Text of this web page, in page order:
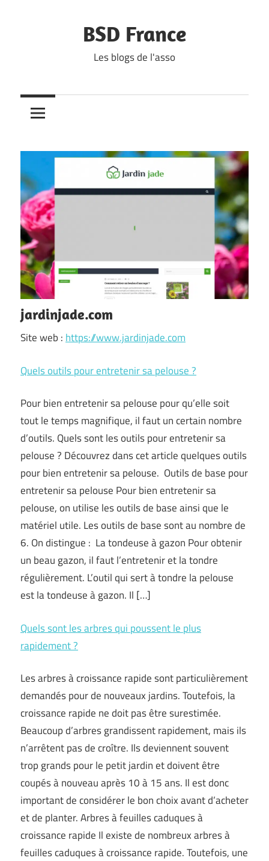
BSD France
Les blogs de l'asso
jardinjade.com
Site web : https://www.jardinjade.com
Quels outils pour entretenir sa pelouse ?
Pour bien entretenir sa pelouse pour qu’elle soit
tout le temps magnifique, il faut un certain nombre
d’outils. Quels sont les outils pour entretenir sa
pelouse ? Découvrez dans cet article quelques outils
pour bien entretenir sa pelouse. Outils de base pour
entretenir sa pelouse Pour bien entretenir sa
pelouse, on utilise les outils de base ainsi que le
matériel utile. Les outils de base sont au nombre de
6. On distingue : La tondeuse à gazon Pour obtenir
un beau gazon, il faut l’entretenir et la tondre
régulièrement. L’outil qui sert à tondre la pelouse
est la tondeuse à gazon. Il […]
Quels sont les arbres qui poussent le plus
rapidement ?
Les arbres à croissance rapide sont particulièrement
demandés pour de nouveaux jardins. Toutefois, la
croissance rapide ne doit pas être surestimée.
Beaucoup d’arbres grandissent rapidement, mais ils
n’arrêtent pas de croître. Ils deviennent souvent
trop grands pour le petit jardin et doivent être
coupés à nouveau après 10 à 15 ans. Il est donc
important de considérer le bon choix avant d’acheter
et de planter. Arbres à feuilles caduques à
croissance rapide Il existe de nombreux arbres à
feuilles caduques à croissance rapide. Toutefois, une